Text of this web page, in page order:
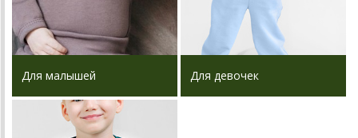
Для малышей Для девочек